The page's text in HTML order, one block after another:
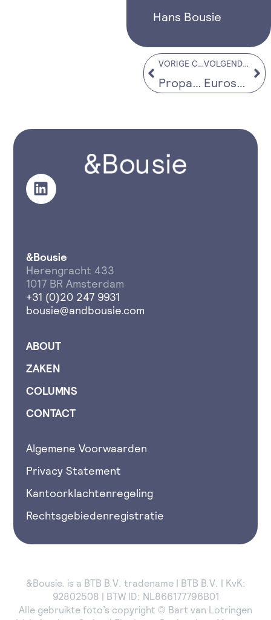
Hans Bousie
VORIGE COLUMN
Propaganda
VOLGENDE COLUMN
Eurosonic Noorderslag
&Bousie
Herengracht 433
1017 BR Amsterdam
+31 (0)20 247 9931
bousie@andbousie.com
ABOUT
ZAKEN
COLUMNS
CONTACT
Algemene Voorwaarden
Privacy Statement
Kantoorklachtenregeling
Rechtsgebiedenregistratie
&Bousie. is a BTB B.V. tradename | BTB B.V. | KvK:
92802508 | BTW ID: NL866177796B01
Alle gebruikte foto’s copyright © Bart van Lotringen